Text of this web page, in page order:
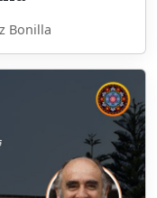
Bonilla